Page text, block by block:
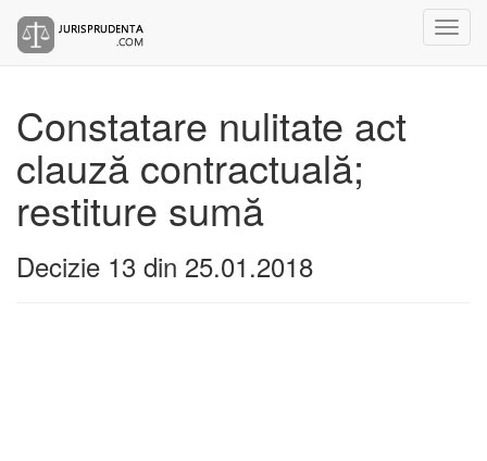
Constatare nulitate act
clauză contractuală;
restiture sumă
Decizie 13 din 25.01.2018